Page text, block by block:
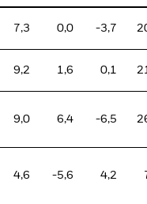
7,3 0,0 -3,7
9,2 1,6 0,1
9,0 6,4 -6,5
4,6 -5,6 4,2